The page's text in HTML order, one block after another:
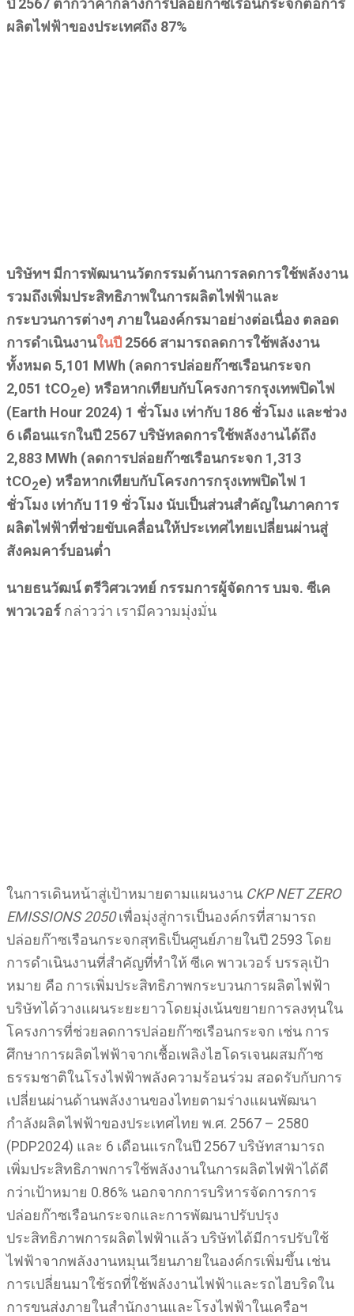
ปี 2567 ต่ำกว่าค่ากลางการปล่อยก๊าซเรือนกระจกต่อการ
ผลิตไฟฟ้าของประเทศถึง 87%
บริษัทฯ มีการพัฒนานวัตกรรมด้านการลดการใช้พลังงาน
รวมถึงเพิ่มประสิทธิภาพในการผลิตไฟฟ้าและ
กระบวนการต่างๆ ภายในองค์กรมาอย่างต่อเนื่อง ตลอด
การดำเนินงานในปี 2566 สามารถลดการใช้พลังงาน
ทั้งหมด 5,101 MWh (ลดการปล่อยก๊าซเรือนกระจก
2,051 tCO2e) หรือหากเทียบกับโครงการกรุงเทพปิดไฟ
(Earth Hour 2024) 1 ชั่วโมง เท่ากับ 186 ชั่วโมง และช่วง
6 เดือนแรกในปี 2567 บริษัทลดการใช้พลังงานได้ถึง
2,883 MWh (ลดการปล่อยก๊าซเรือนกระจก 1,313
tCO2e) หรือหากเทียบกับโครงการกรุงเทพปิดไฟ 1
ชั่วโมง เท่ากับ 119 ชั่วโมง นับเป็นส่วนสำคัญในภาคการ
ผลิตไฟฟ้าที่ช่วยขับเคลื่อนให้ประเทศไทยเปลี่ยนผ่านสู่
สังคมคาร์บอนต่ำ
นายธนวัฒน์ ตรีวิศวเวทย์ กรรมการผู้จัดการ บมจ. ซีเค
พาวเวอร์ กล่าวว่า เรามีความมุ่งมั่น
ในการเดินหน้าสู่เป้าหมายตามแผนงาน CKP NET ZERO
EMISSIONS 2050เพื่อมุ่งสู่การเป็นองค์กรที่สามารถ
ปล่อยก๊าซเรือนกระจกสุทธิเป็นศูนย์ภายในปี 2593 โดย
การดำเนินงานที่สำคัญที่ทำให้ ซีเค พาวเวอร์ บรรลุเป้า
หมาย คือ การเพิ่มประสิทธิภาพกระบวนการผลิตไฟฟ้า
บริษัทได้วางแผนระยะยาวโดยมุ่งเน้นขยายการลงทุนใน
โครงการที่ช่วยลดการปล่อยก๊าซเรือนกระจก เช่น การ
ศึกษาการผลิตไฟฟ้าจากเชื้อเพลิงไฮโดรเจนผสมก๊าซ
ธรรมชาติในโรงไฟฟ้าพลังความร้อนร่วม สอดรับกับการ
เปลี่ยนผ่านด้านพลังงานของไทยตามร่างแผนพัฒนา
กำลังผลิตไฟฟ้าของประเทศไทย พ.ศ. 2567 – 2580
(PDP2024) และ 6 เดือนแรกในปี 2567 บริษัทสามารถ
เพิ่มประสิทธิภาพการใช้พลังงานในการผลิตไฟฟ้าได้ดี
กว่าเป้าหมาย 0.86% นอกจากการบริหารจัดการการ
ปล่อยก๊าซเรือนกระจกและการพัฒนาปรับปรุง
ประสิทธิภาพการผลิตไฟฟ้าแล้ว บริษัทได้มีการปรับใช้
ไฟฟ้าจากพลังงานหมุนเวียนภายในองค์กรเพิ่มขึ้น เช่น
การเปลี่ยนมาใช้รถที่ใช้พลังงานไฟฟ้าและรถไฮบริดใน
การขนส่งภายในสำนักงานและโรงไฟฟ้าในเครือฯ